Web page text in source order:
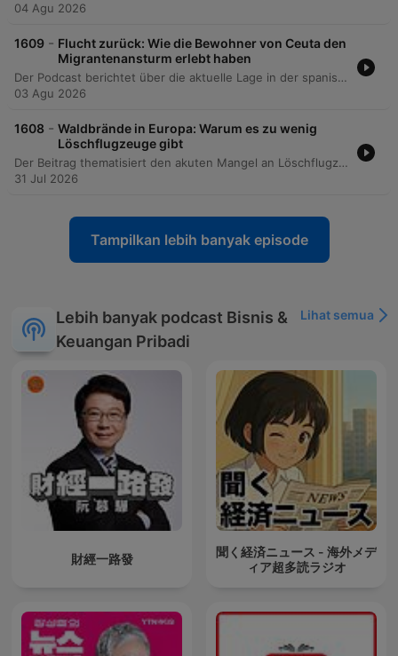
04 Agu 2026
1609 - Flucht zurück: Wie die Bewohner von Ceuta den
Migrantenansturm erlebt haben
Der Podcast berichtet über die aktuelle Lage in der spanischen Exklave Ceuta nach dem massiven Ansturm tausender Migranten aus Marokko. Die Korrespondentin Julia Mon beschreibt vor Ort eine extrem angespannte Situation, geprägt von Hunger, Durst und der Präsenz von Militär und Polizei, während viele Menschen weiterhin in den Bergen oder versteckt in der Stadt verbleiben. Die Episode beleuchtet die politischen Hintergründe des Vorfalls, wobei ein diplomatischer Konflikt zwischen dem marokkanischen Regime und der spanischen Regierung unter Pedro Sánchez als Ursache vermutet wird. Zudem werden die europäischen Dimensionen thematisiert, einschließlich der Kritik von EU-Mitgliedstaaten an der Grenzsicherung Spaniens sowie der Abhängigkeit der EU von Drittstaaten bei der Migrationskontrolle.
03 Agu 2026
1608 - Waldbrände in Europa: Warum es zu wenig
Löschflugzeuge gibt
Der Beitrag thematisiert den akuten Mangel an Löschflugzeugen zur Bekämpfung der zunehmenden Waldbrände in Europa. Im Gespräch mit dem Aviatik-Journalisten Jürgen Schelling werden die technischen Vorteile der Canadair-Modelle sowie die Herausforderungen bei der Produktion und der Verfügbarkeit von spezialisierten Piloten erläutert.
31 Jul 2026
Tampilkan lebih banyak episode
Lebih banyak podcast Bisnis &
Keuangan Pribadi
Lihat semua
財經一路發
聞く経済ニュース - 海外メデ
ィア超多読ラジオ